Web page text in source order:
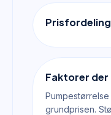
Faktorer der
grundprisen.